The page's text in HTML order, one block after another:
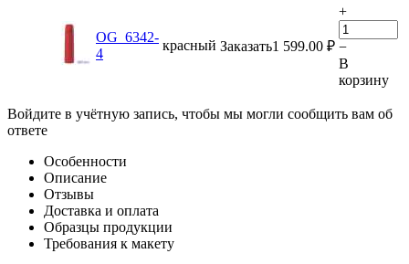
OG_6342-
4
красный Заказать1 599.00 ₽
+
−
В
корзину
Войдите в учётную запись, чтобы мы могли сообщить вам об
ответе
Особенности
Описание
Отзывы
Доставка и оплата
Образцы продукции
Требования к макету